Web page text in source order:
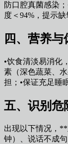
防口腔真菌感染
度＜94%，提示缺
四、营养
•饮食清淡易消化
素（深色蔬菜、
担；•保证充足睡
五、识别危
出现以下情况，
钟）、说话不成